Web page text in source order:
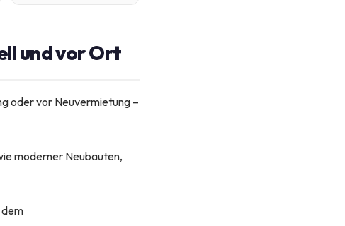
und vor Ort
oder vor Neuvermietung –
moderner Neubauten,